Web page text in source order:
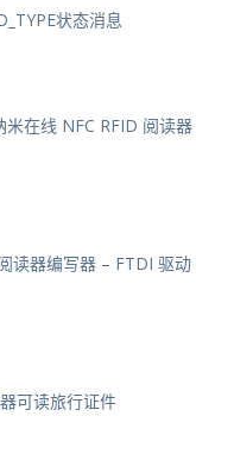
状态消息
米在线 NFC RFID 阅读器
读器编写器 – FTDI 驱动
可读旅行证件